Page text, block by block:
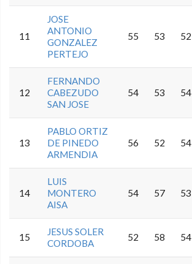
11
JOSE
ANTONIO
GONZALEZ
PERTEJO
55 53 52
12
FERNANDO
CABEZUDO
SAN JOSE
54 53 54
13
PABLO ORTIZ
DE PINEDO
ARMENDIA
56 52 54
14
LUIS
MONTERO
AISA
54 57 53
15
JESUS SOLER
CORDOBA
52 58 54